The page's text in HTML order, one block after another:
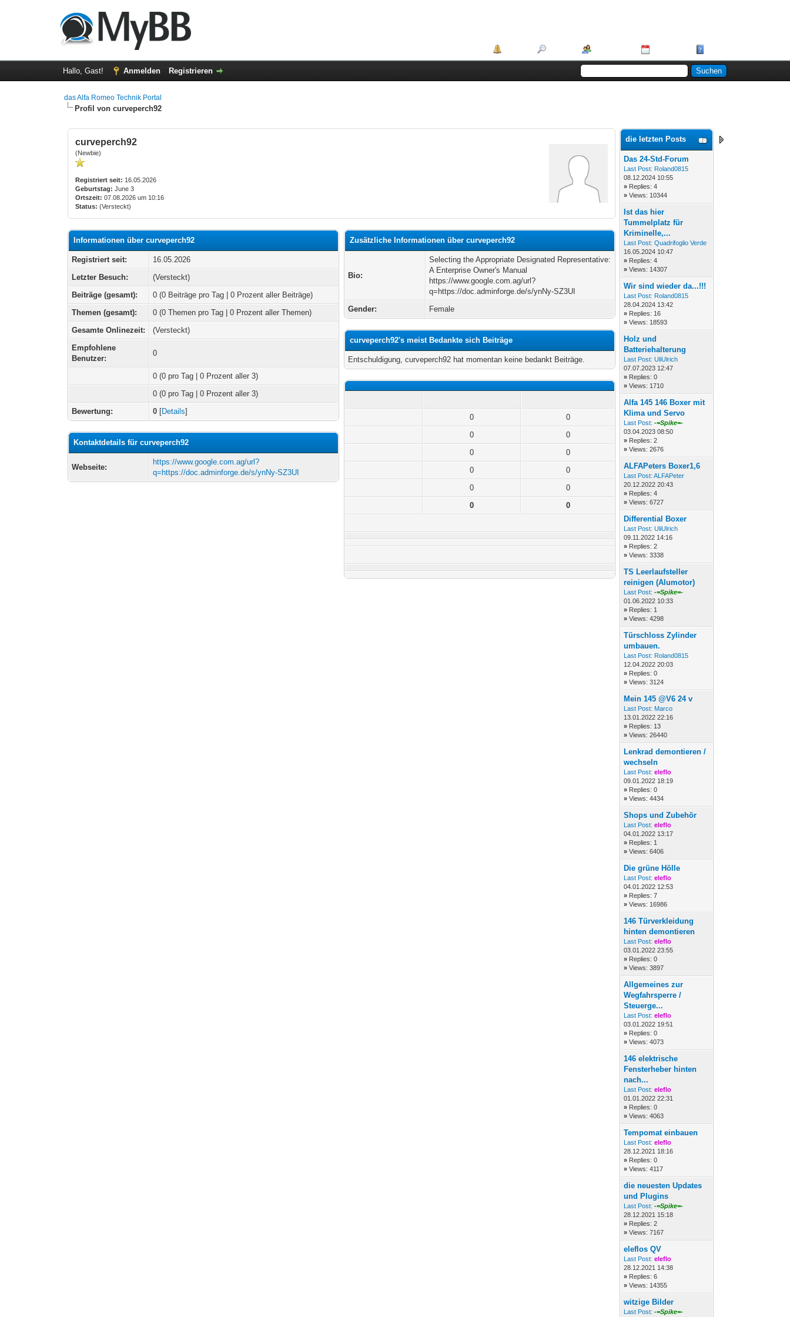
Hallo, Gast! Anmelden Registrieren
das Alfa Romeo Technik Portal
Profil von curveperch92
curveperch92
(Newbie)
Registriert seit: 16.05.2026
Geburtstag: June 3
Ortszeit: 07.08.2026 um 10:16
Status: (Versteckt)
Informationen über curveperch92
Registriert seit:
16.05.2026
Letzter Besuch:
(Versteckt)
Beiträge (gesamt):
0 (0 Beiträge pro Tag | 0 Prozent aller Beiträge)
Themen (gesamt):
0 (0 Themen pro Tag | 0 Prozent aller Themen)
Gesamte Onlinezeit:
(Versteckt)
Empfohlene
Benutzer:
0
0 (0 pro Tag | 0 Prozent aller 3)
0 (0 pro Tag | 0 Prozent aller 3)
Bewertung:
0 [Details]
Kontaktdetails für curveperch92
Webseite:
https://www.google.com.ag/url?
q=https://doc.adminforge.de/s/ynNy-SZ3UI
Zusätzliche Informationen über curveperch92
Bio:
Selecting the Appropriate Designated Representative:
A Enterprise Owner's Manual
https://www.google.com.ag/url?
q=https://doc.adminforge.de/s/ynNy-SZ3UI
Gender:
Female
curveperch92's meist Bedankte sich Beiträge
Entschuldigung, curveperch92 hat momentan keine bedankt Beiträge.
0
0
0
0
0
0
0
0
0
0
0
0
die letzten Posts
Das 24-Std-Forum
Last Post: Roland0815
08.12.2024 10:55
» Replies: 4
»Views: 10344
Ist das hier
Tummelplatz für
Kriminelle,...
Last Post: Quadrifoglio Verde
16.05.2024 10:47
» Replies: 4
»Views: 14307
Wir sind wieder da...!!!
Last Post: Roland0815
28.04.2024 13:42
» Replies: 16
»Views: 18593
Holz und
Batteriehalterung
Last Post: UliUlrich
07.07.2023 12:47
» Replies: 0
»Views: 1710
Alfa 145 146 Boxer mit
Klima und Servo
Last Post: -=Spike=-
03.04.2023 08:50
» Replies: 2
»Views: 2676
ALFAPeters Boxer1,6
Last Post: ALFAPeter
20.12.2022 20:43
» Replies: 4
»Views: 6727
Differential Boxer
Last Post: UliUlrich
09.11.2022 14:16
» Replies: 2
»Views: 3338
TS Leerlaufsteller
reinigen (Alumotor)
Last Post: -=Spike=-
01.06.2022 10:33
» Replies: 1
»Views: 4298
Türschloss Zylinder
umbauen.
Last Post: Roland0815
12.04.2022 20:03
» Replies: 0
»Views: 3124
Mein 145 @V6 24 v
Last Post: Marco
13.01.2022 22:16
» Replies: 13
»Views: 26440
Lenkrad demontieren /
wechseln
Last Post: eleflo
09.01.2022 18:19
» Replies: 0
»Views: 4434
Shops und Zubehör
Last Post: eleflo
04.01.2022 13:17
» Replies: 1
»Views: 6406
Die grüne Hölle
Last Post: eleflo
04.01.2022 12:53
» Replies: 7
»Views: 16986
146 Türverkleidung
hinten demontieren
Last Post: eleflo
03.01.2022 23:55
» Replies: 0
»Views: 3897
Allgemeines zur
Wegfahrsperre /
Steuerge...
Last Post: eleflo
03.01.2022 19:51
» Replies: 0
»Views: 4073
146 elektrische
Fensterheber hinten
nach...
Last Post: eleflo
01.01.2022 22:31
» Replies: 0
»Views: 4063
Tempomat einbauen
Last Post: eleflo
28.12.2021 18:16
» Replies: 0
»Views: 4117
die neuesten Updates
und Plugins
Last Post: -=Spike=-
28.12.2021 15:18
» Replies: 2
»Views: 7167
eleflos QV
Last Post: eleflo
28.12.2021 14:38
» Replies: 6
»Views: 14355
witzige Bilder
Last Post: -=Spike=-